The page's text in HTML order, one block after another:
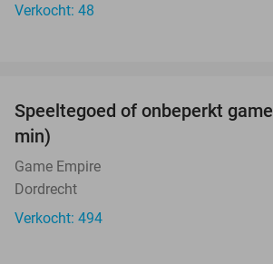
Verkocht: 48
Speeltegoed of onbeperkt
min)
Game Empire
Dordrecht
Verkocht: 494